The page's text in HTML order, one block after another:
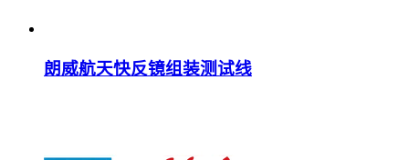
朗威航天快反镜组装测试线